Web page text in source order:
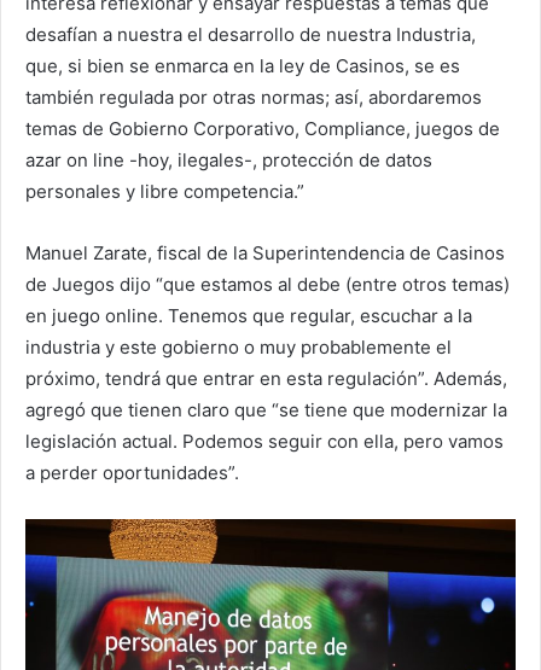
desafían a nuestra el desarrollo de nuestra Industria,
que, si bien se enmarca en la ley de Casinos, se es
también regulada por otras normas; así, abordaremos
temas de Gobierno Corporativo, Compliance, juegos de
azar on line -hoy, ilegales-, protección de datos
personales y libre competencia.”
Manuel Zarate, fiscal de la Superintendencia de Casinos
de Juegos dijo “que estamos al debe (entre otros temas)
en juego online. Tenemos que regular, escuchar a la
industria y este gobierno o muy probablemente el
próximo, tendrá que entrar en esta regulación”. Además,
agregó que tienen claro que “se tiene que modernizar la
legislación actual. Podemos seguir con ella, pero vamos
a perder oportunidades”.